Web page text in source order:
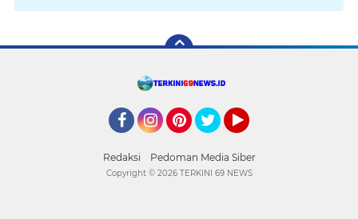
Redaksi Pedoman Media Siber
Copyright © 2026 TERKINI 69 NEWS